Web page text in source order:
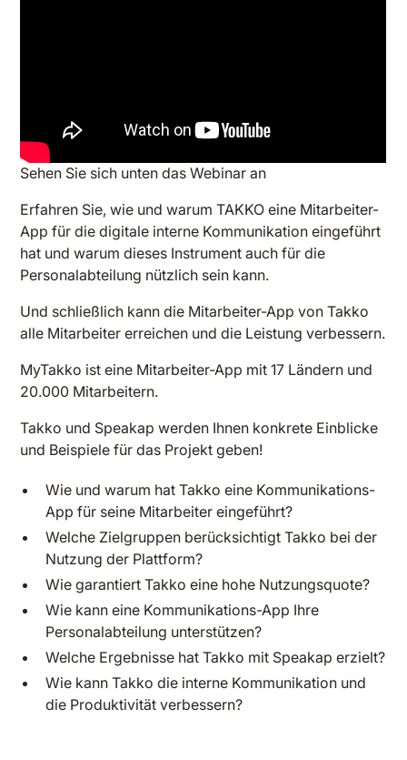
Sehen Sie sich unten das Webinar an
Erfahren Sie, wie und warum TAKKO eine Mitarbeiter-
App für die digitale interne Kommunikation eingeführt
hat und warum dieses Instrument auch für die
Personalabteilung nützlich sein kann.
Und schließlich kann die Mitarbeiter-App von Takko
alle Mitarbeiter erreichen und die Leistung verbessern.
MyTakko ist eine Mitarbeiter-App mit 17 Ländern und
20.000 Mitarbeitern.
Takko und Speakap werden Ihnen konkrete Einblicke
und Beispiele für das Projekt geben!
Wie und warum hat Takko eine Kommunikations-
App für seine Mitarbeiter eingeführt?
Welche Zielgruppen berücksichtigt Takko bei der
Nutzung der Plattform?
Wie garantiert Takko eine hohe Nutzungsquote?
Wie kann eine Kommunikations-App Ihre
Personalabteilung unterstützen?
Welche Ergebnisse hat Takko mit Speakap erzielt?
Wie kann Takko die interne Kommunikation und
die Produktivität verbessern?